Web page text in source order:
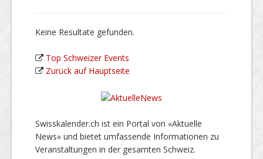
Keine Resultate gefunden.
Top Schweizer Events
Zurück auf Hauptseite
Swisskalender.ch ist ein Portal von «Aktuelle
News» und bietet umfassende Informationen zu
Veranstaltungen in der gesamten Schweiz.